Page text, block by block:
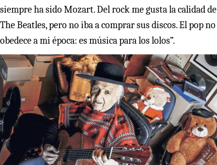
siempre ha sido Mozart. Del rock me gusta la calidad de
The Beatles, pero no iba a comprar sus discos. El pop no
obedece a mi época: es música para los lolos”.